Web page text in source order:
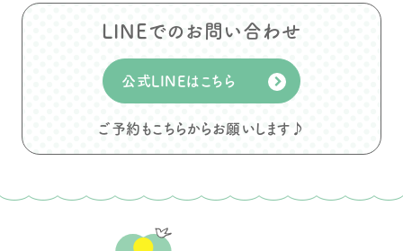
LINEでのお問い合わせ
公式LINEはこちら
ご予約もこちらからお願いします♪